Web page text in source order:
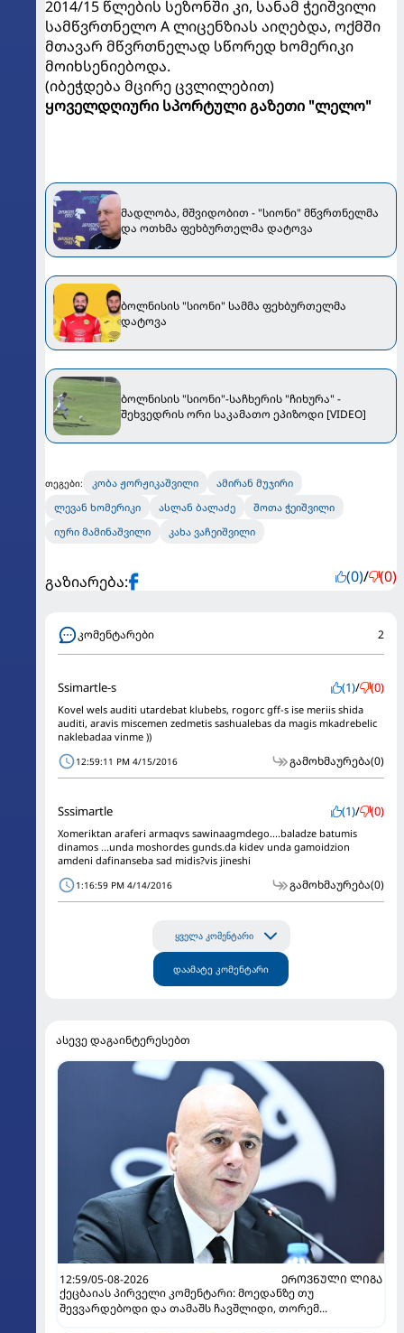
2014/15 წლების სეზონში კი, სანამ ჭეიშვილი
სამწვრთნელო A ლიცენზიას აიღებდა, ოქმში
მთავარ მწვრთნელად სწორედ ხომერიკი
მოიხსენიებოდა.
(იბეჭდება მცირე ცვლილებით)
ყოველდღიური სპორტული გაზეთი "ლელო"
მადლობა, მშვიდობით - "სიონი" მწვრთნელმა
და ოთხმა ფეხბურთელმა დატოვა
ბოლნისის "სიონი" სამმა ფეხბურთელმა
დატოვა
ბოლნისის "სიონი"-საჩხერის "ჩიხურა" -
შეხვედრის ორი საკამათო ეპიზოდი [VIDEO]
თეგები: კობა ჟორჟიკაშვილი
ამირან მუჯირი
ლევან ხომერიკი
ასლან ბალაძე
შოთა ჭეიშვილი
იური მამინაშვილი
კახა ვაჩეიშვილი
გაზიარება: (0)/ (0)
კომენტარები 2
Ssimartle-s (1)/ (0)
Kovel wels auditi utardebat klubebs, rogorc gff-s ise meriis shida
auditi, aravis miscemen zedmetis sashualebas da magis mkadrebelic
naklebadaa vinme ))
12:59:11 PM 4/15/2016 გამოხმაურება(0)
Sssimartle (1)/ (0)
Xomeriktan araferi armaqvs sawinaagmdego....baladze batumis
dinamos ...unda moshordes gunds.da kidev unda gamoidzion
amdeni dafinanseba sad midis?vis jineshi
1:16:59 PM 4/14/2016 გამოხმაურება(0)
ყველა კომენტარი
დაამატე კომენტარი
ასევე დაგაინტერესებთ
12:59/05-08-2026
ᲔᲠᲝᲕᲜᲣᲚᲘ ᲚᲘᲒᲐ
ქეცბაიას პირველი კომენტარი: მოედანზე თუ
შევვარდებოდი და თამაშს ჩავშლიდი, თორემ...